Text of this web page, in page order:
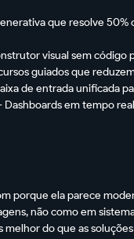
que resolve 50%
visual sem código
guiados que
de entrada unificada
Dashboards em tempo
porque ela parece
não como em
do que as